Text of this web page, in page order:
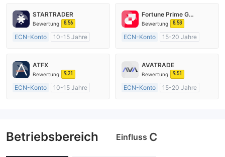
STARTRADER
Bewertung 8.56
ECN-Konto
10-15 Jahre
Market Making (MM)
MT4-Volllizenz
Fortune Prime Global
Bewertung 8.58
ECN-Konto
15-20 Jahre
MT4-Volllizenz
ATFX
Bewertung 9.21
ECN-Konto
10-15 Jahre
AVATRADE
Bewertung 9.51
ECN-Konto
15-20 Jahre
Betriebsbereich Einfluss C